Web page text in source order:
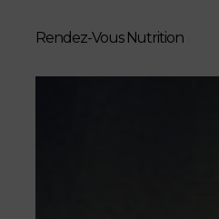
Rendez-Vous Nutrition